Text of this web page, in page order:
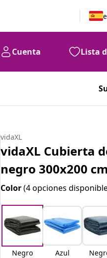
Cuenta Lista
vidaXL
vidaXL Cubierta
negro 300x200 cm
Color(4 opciones
Negro Azul